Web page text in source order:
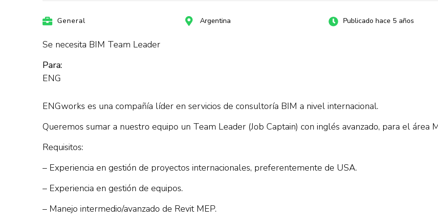
General Argentina Publicado hace 5 años
Se necesita BIM Team Leader
Para:
ENG
ENGworks es una compañía líder en servicios de consultoría BIM a nivel internacional.
Queremos sumar a nuestro equipo un Team Leader (Job Captain) con inglés avanzado, para el área
Requisitos:
– Experiencia en gestión de proyectos internacionales, preferentemente de USA.
– Experiencia en gestión de equipos.
– Manejo intermedio/avanzado de Revit MEP.